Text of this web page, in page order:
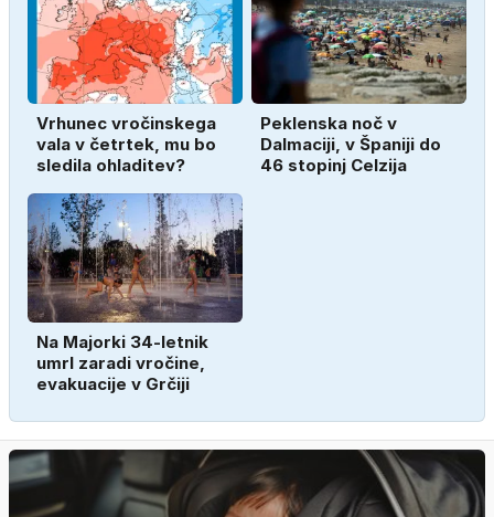
Vrhunec vročinskega
vala v četrtek, mu bo
sledila ohladitev?
Peklenska noč v
Dalmaciji, v Španiji do
46 stopinj Celzija
Na Majorki 34-letnik
umrl zaradi vročine,
evakuacije v Grčiji